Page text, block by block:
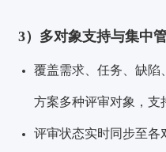
3）多对象支持与集中
覆盖需求、任务、缺陷
方案多种评审对象，支
评审状态实时同步至各